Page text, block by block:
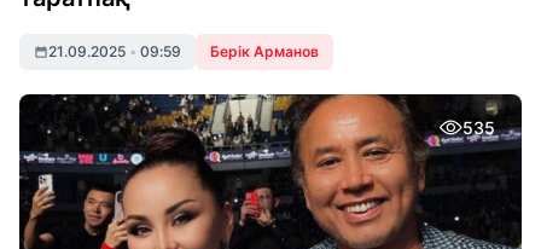
21.09.2025 • 09:59 Берік Арманов
535